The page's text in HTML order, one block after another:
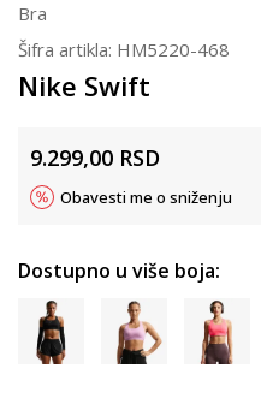
Bra
Šifra artikla: HM5220-468
Nike Swift
9.299,00 RSD
Obavesti me o sniženju
Dostupno u više boja: